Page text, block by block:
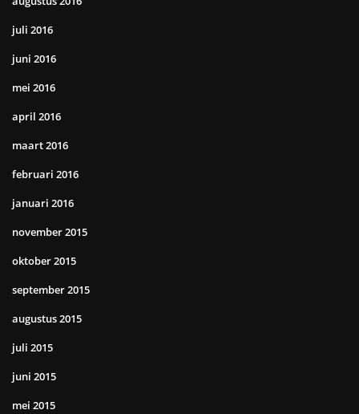
juli 2016
juni 2016
mei 2016
april 2016
maart 2016
februari 2016
januari 2016
november 2015
oktober 2015
september 2015
augustus 2015
juli 2015
juni 2015
mei 2015